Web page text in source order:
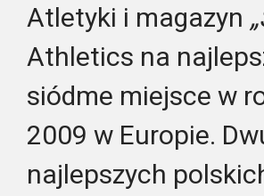
Atletyki i magazyn
Athletics na
siódme miejsce w
2009 w Europie.
najlepszych